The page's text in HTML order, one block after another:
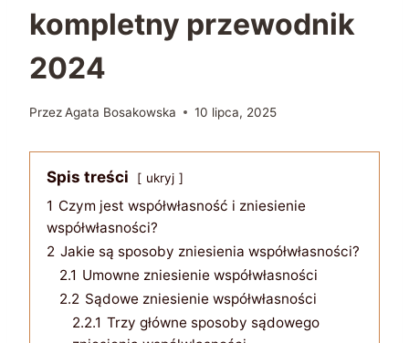
kompletny przewodnik
2024
PrzezAgata Bosakowska 10 lipca, 2025
Spis treści ukryj
1 Czym jest współwłasność i zniesienie
współwłasności?
2 Jakie są sposoby zniesienia współwłasności?
2.1 Umowne zniesienie współwłasności
2.2 Sądowe zniesienie współwłasności
2.2.1 Trzy główne sposoby sądowego